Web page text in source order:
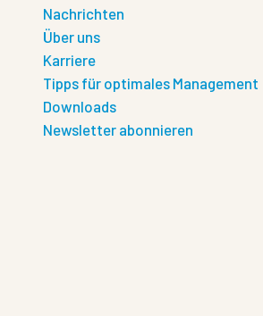
Nachrichten
Über uns
Karriere
Tipps für optimales Management
Downloads
Newsletter abonnieren